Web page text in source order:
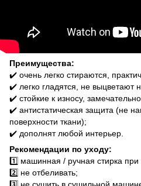
Преимущества:
✔️ очень легко стираются,
✔️ легко гладятся, не выцветают
✔️ стойкие к износу,
✔️ антистатическая защита (не
поверхности ткани);
✔️ дополнят любой интерьер.
Рекомендации по уходу:
1️⃣ машинная / ручная стирка
2️⃣ не отбеливать;
3️⃣ не сушить в сушильной